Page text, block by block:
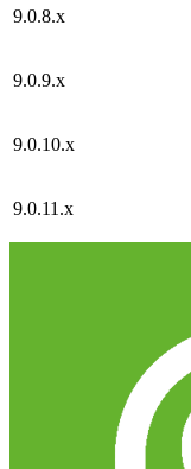
9.0.8.x
9.0.9.x
9.0.10.x
9.0.11.x